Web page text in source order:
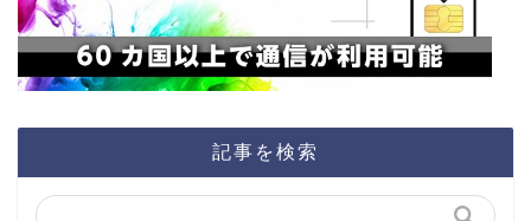
記事を検索